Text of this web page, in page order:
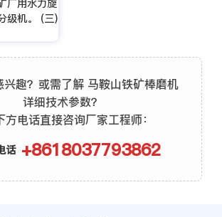
厂用水力旋
级机。 (三)
兴趣？或需了解 马鞍山铁矿棒磨机
详细技术参数？
方电话直接咨询厂家工程师：
+8618037793862